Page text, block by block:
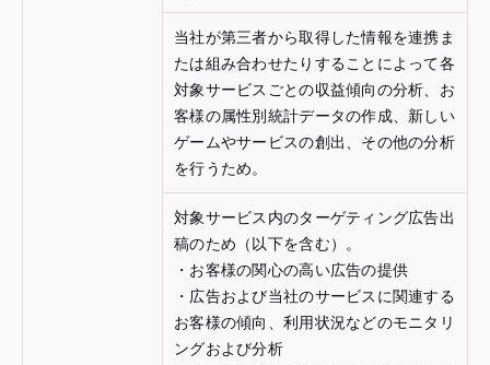
当社が第三者から取得した情報を連携ま
たは組み合わせたりすることによって各
対象サービスごとの収益傾向の分析、お
客様の属性別統計データの作成、新しい
ゲームやサービスの創出、その他の分析
を行うため。
対象サービス内のターゲティング広告出
稿のため（以下を含む）。
・お客様の関心の高い広告の提供
・広告および当社のサービスに関連する
お客様の傾向、利用状況などのモニタリ
ングおよび分析